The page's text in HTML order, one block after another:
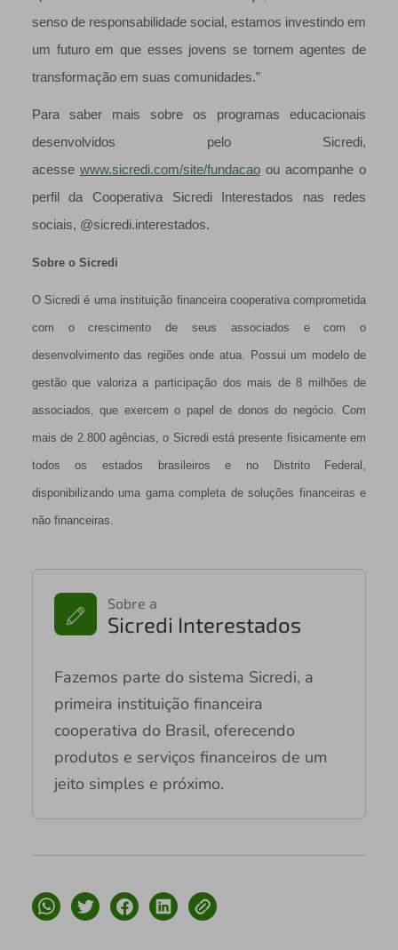
senso de responsabilidade social, estamos investindo em
um futuro em que esses jovens se tornem agentes de
transformação em suas comunidades.”
Para saber mais sobre os programas educacionais
desenvolvidos pelo Sicredi,
acesse www.sicredi.com/site/fundacaoou acompanhe o
perfil da Cooperativa Sicredi Interestados nas redes
sociais, @sicredi.interestados.
Sobre o Sicredi
O Sicredi é uma instituição financeira cooperativa comprometida
com o crescimento de seus associados e com o
desenvolvimento das regiões onde atua. Possui um modelo de
gestão que valoriza a participação dos mais de 8 milhões de
associados, que exercem o papel de donos do negócio. Com
mais de 2.800 agências, o Sicredi está presente fisicamente em
todos os estados brasileiros e no Distrito Federal,
disponibilizando uma gama completa de soluções financeiras e
não financeiras.
Sobre a
Sicredi Interestados
Fazemos parte do sistema Sicredi, a
primeira instituição financeira
cooperativa do Brasil, oferecendo
produtos e serviços financeiros de um
jeito simples e próximo.